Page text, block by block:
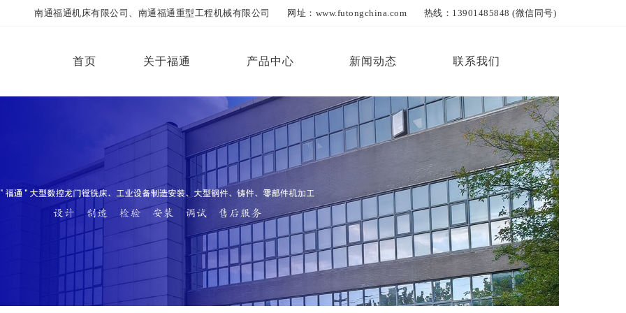
南通福通机床有限公司、南通福通重型工程机械有限公司 网址：www.futongchina.com 热线：13901485848 (微信同号)
首页 关于福通 产品中心 新闻动态 联系我们